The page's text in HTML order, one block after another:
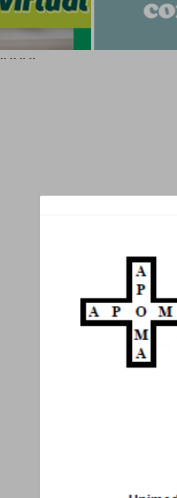
-- -- -- --